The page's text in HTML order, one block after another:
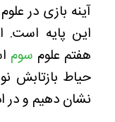
آینه بازی در
این پایه است.
هفتم علوم سوم
حیاط بازتابش
نشان دهیم و در